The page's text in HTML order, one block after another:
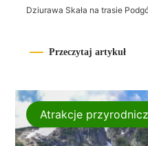
Dziurawa Skała na trasie
Przeczytaj artykuł
Atrakcje